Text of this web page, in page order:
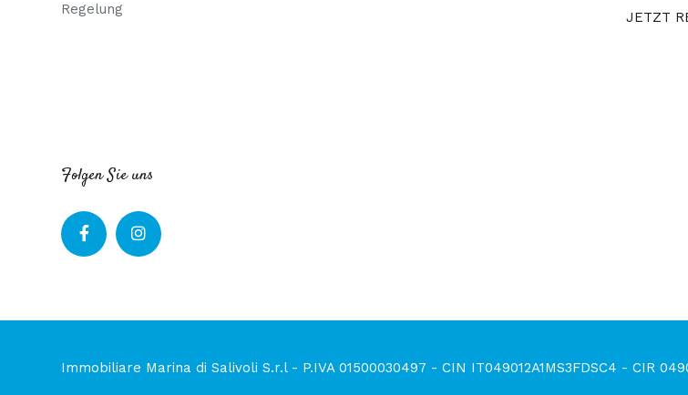
Regelung JETZT
Folgen Sie uns
Immobiliare Marina di Salivoli S.r.l - P.IVA 01500030497 - CIN IT049012A1MS3FDSC4 - CIR